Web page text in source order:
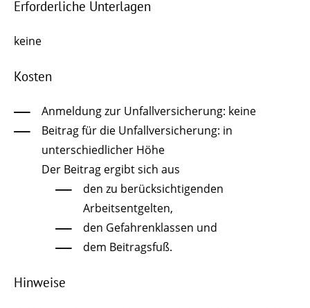
Erforderliche Unterlagen
keine
Kosten
Anmeldung zur Unfallversicherung: keine
Beitrag für die Unfallversicherung: in
unterschiedlicher Höhe
Der Beitrag ergibt sich aus
den zu berücksichtigenden
Arbeitsentgelten,
den Gefahrenklassen und
dem Beitragsfuß.
Hinweise